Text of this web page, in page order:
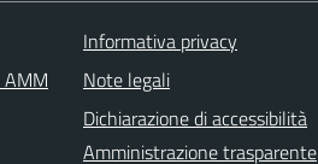
AMM
Informativa privacy
Note legali
Dichiarazione di accessibilità
Amministrazione trasparente